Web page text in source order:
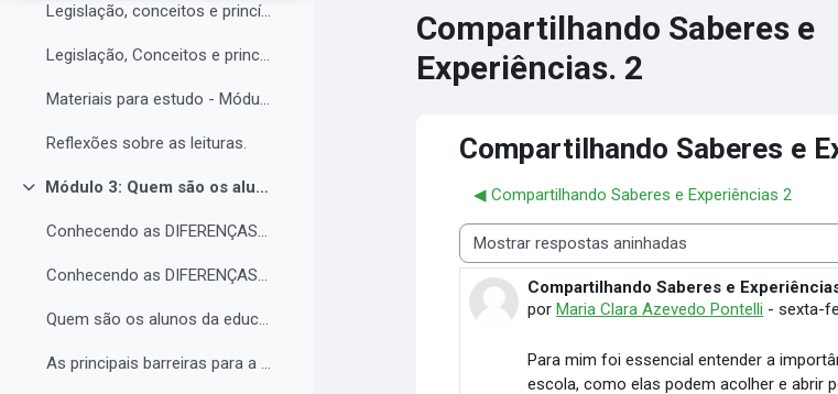
Legislação, conceitos e princípios da educação inclusiva.
Legislação, Conceitos e princípios da educação inclusiva (parte 2)
Materiais para estudo - Módulo 2.
Reflexões sobre as leituras.
Contrair
Módulo 3: Quem são os alunos da educação inclusiva.
Conhecendo as DIFERENÇAS para promover a IGUALDADE com EQUIDADE.
Conhecendo as DIFERENÇAS para promover a IGUALDADE com EQUIDADE.
Quem são os alunos da educação inclusiva.
As principais barreiras para a inclusão.
Compartilhando Saberes e
Experiências. 2
Compartilhando Saberes e
◀︎ Compartilhando Saberes e Experiências 2
Modo de visualização
Compartilhando Saberes e
porMaria Clara Azevedo Pontelli -sexta-
Número de respostas: 0
Para mim foi essencial entender a
escola, como elas podem acolher e abrir